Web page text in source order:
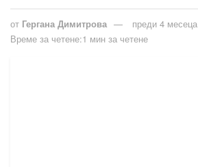
от Гергана Димитрова
преди 4 месеца
Време за четене:1 мин за четене